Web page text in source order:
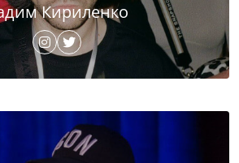
Кириленко